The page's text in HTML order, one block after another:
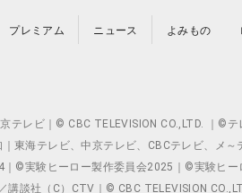
プレミアム ニュース よみもの
テレビ｜© CBC TELEVISION CO.,LTD. ｜©
｜東海テレビ、中京テレビ、CBCテレビ、
©実験ヒーロー製作委員会2025｜©実験ヒ
講談社（C）CTV｜© CBC TELEVISION